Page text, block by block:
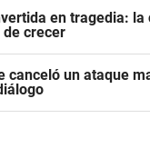
en tragedia:
de crecer
canceló un ataque